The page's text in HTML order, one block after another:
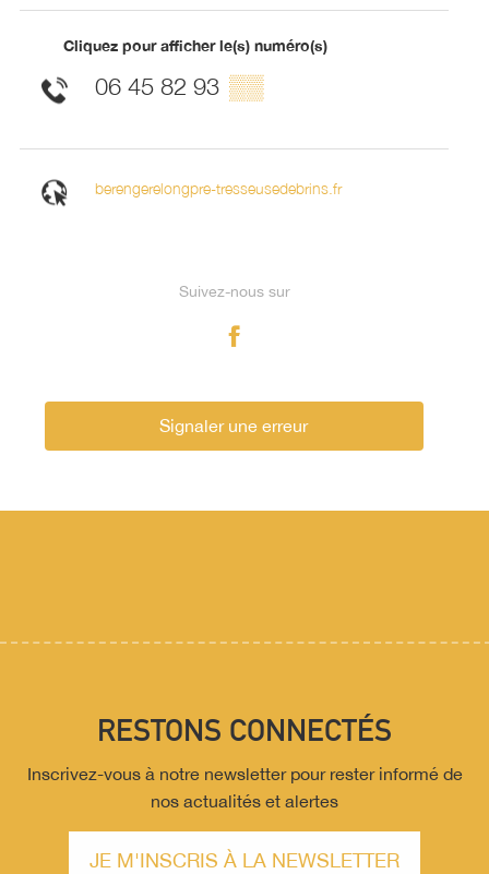
Cliquez pour afficher le(s) numéro(s)
06 45 82 93 ▒▒
berengerelongpre-tresseusedebrins.fr
Suivez-nous sur
Signaler une erreur
RESTONS CONNECTÉS
Inscrivez-vous à notre newsletter pour rester informé de
nos actualités et alertes
JE M'INSCRIS À LA NEWSLETTER